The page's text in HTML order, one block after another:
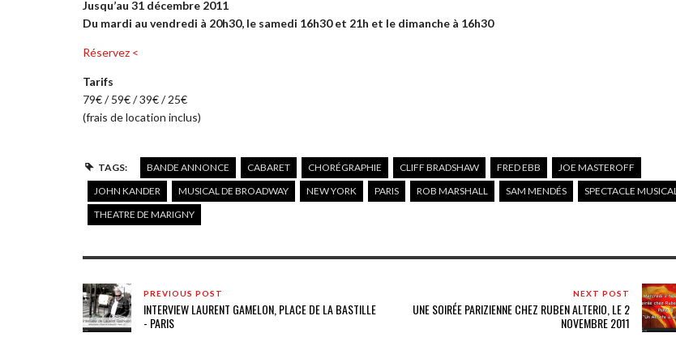
Jusqu’au 31 décembre 2011
Du mardi au vendredi à 20h30, le samedi 16h30 et 21h et le dimanche à 16h30
Réservez <
Tarifs
79€ / 59€ / 39€ / 25€
(frais de location inclus)
TAGS: BANDE ANNONCE CABARET CHORÉGRAPHIE CLIFF BRADSHAW FRED EBB
JOE MASTEROFF
JOHN KANDER
MUSICAL DE BROADWAY NEW YORK PARIS ROB MARSHALL SAM MENDÉS
SPECTACLE MUSICAL
THEATRE DE MARIGNY
PREVIOUS POST
INTERVIEW LAURENT GAMELON, PLACE DE LA BASTILLE
- PARIS
NEXT POST
UNE SOIRÉE PARIZIENNE CHEZ RUBEN ALTERIO, LE 2
NOVEMBRE 2011